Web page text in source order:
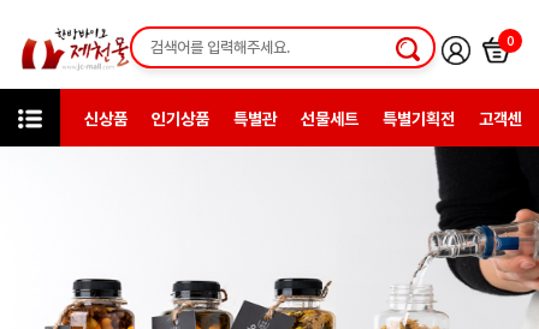
0
신상품 인기상품 특별관 선물세트 특별기획전 고객센터